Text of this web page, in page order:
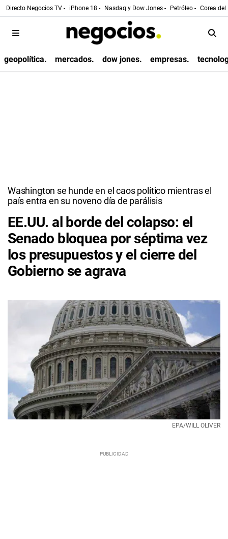
Directo Negocios TV - iPhone 18 - Nasdaq y Dow Jones - Petróleo - Corea
geopolítica. mercados. dow jones. empresas.
Washington se hunde en el caos político mientras el
país entra en su noveno día de parálisis
EE.UU. al borde del colapso: el
Senado bloquea por séptima vez
los presupuestos y el cierre del
Gobierno se agrava
EPA/WILL OLIVER